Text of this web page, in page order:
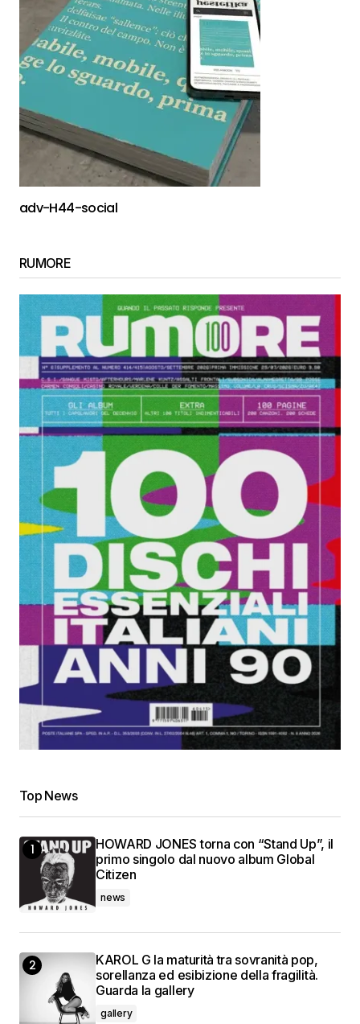
adv-H44-social
RUMORE
Top News
HOWARD JONES torna con “Stand Up”, il
primo singolo dal nuovo album Global
Citizen
news
KAROL G la maturità tra sovranità pop,
sorellanza ed esibizione della fragilità.
Guarda la gallery
gallery